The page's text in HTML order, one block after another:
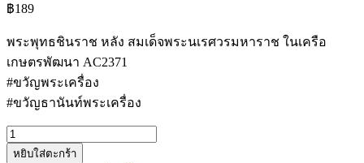
฿189
พระพุทธชินราช หลัง สมเด็จพระนเรศวรมหาราช ในเครือ
เกษตรพัฒนา AC2371
#ขวัญพระเครื่อง
#ขวัญธานันท์พระเครื่อง
จำนวน
พระพุทธ
หยิบใส่ตะกร้า